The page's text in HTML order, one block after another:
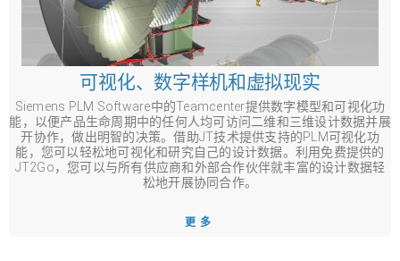
可视化、数字样机和虚拟现实
Siemens PLM Software中的Teamcenter提供数字模型和可视化功
能，以便产品生命周期中的任何人均可访问二维和三维设计数据并展
开协作，做出明智的决策。借助JT技术提供支持的PLM可视化功
能，您可以轻松地可视化和研究自己的设计数据。利用免费提供的
JT2Go，您可以与所有供应商和外部合作伙伴就丰富的设计数据轻
松地开展协同合作。
更多